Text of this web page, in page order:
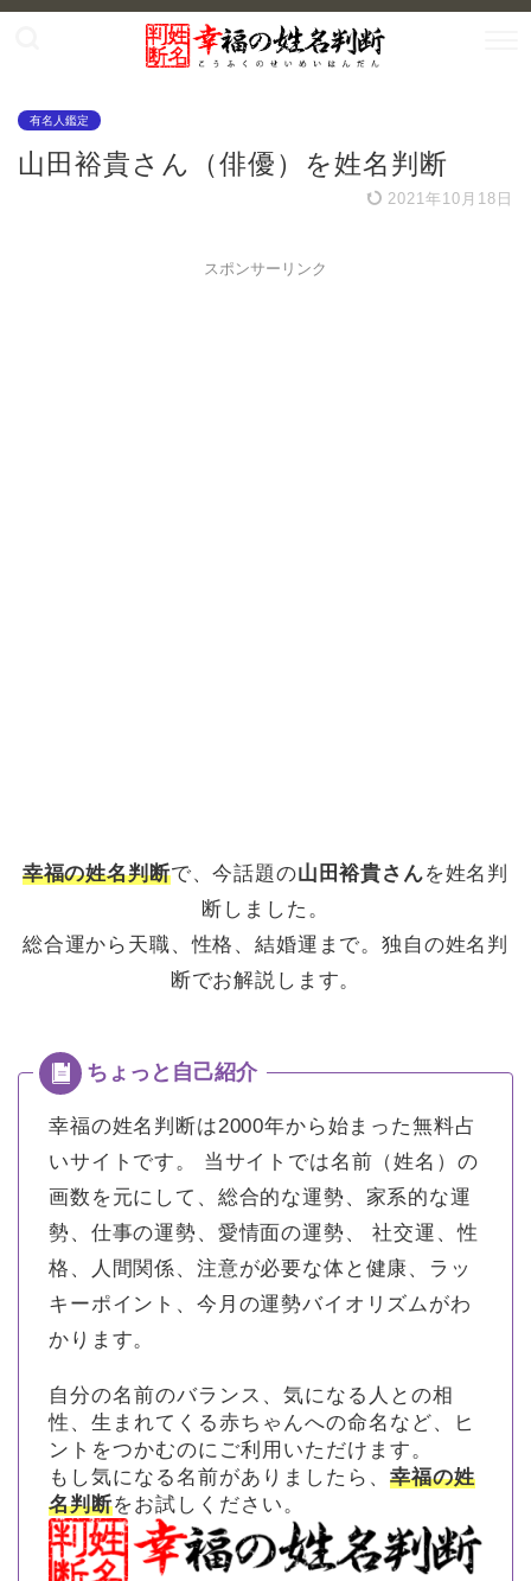
有名人鑑定
山田裕貴さん（俳優）を姓名判断
2021年10月18日
スポンサーリンク
幸福の姓名判断で、今話題の山田裕貴さんを姓名判
断しました。
総合運から天職、性格、結婚運まで。独自の姓名判
断でお解説します。
幸福の姓名判断は2000年から始まった無料占
いサイトです。
当サイトでは名前（姓名）の
画数を元にして、総合的な運勢、家系的な運
勢、仕事の運勢、愛情面の運勢、 社交運、性
格、人間関係、注意が必要な体と健康、ラッ
キーポイント、今月の運勢バイオリズムがわ
かります。
自分の名前のバランス、気になる人との相
性、生まれてくる赤ちゃんへの命名など、ヒ
ントをつかむのにご利用いただけます。
もし気になる名前がありましたら、 幸福の姓
名判断をお試しください。